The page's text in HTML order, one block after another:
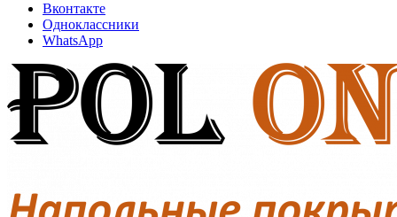
Вконтакте
Одноклассники
WhatsApp